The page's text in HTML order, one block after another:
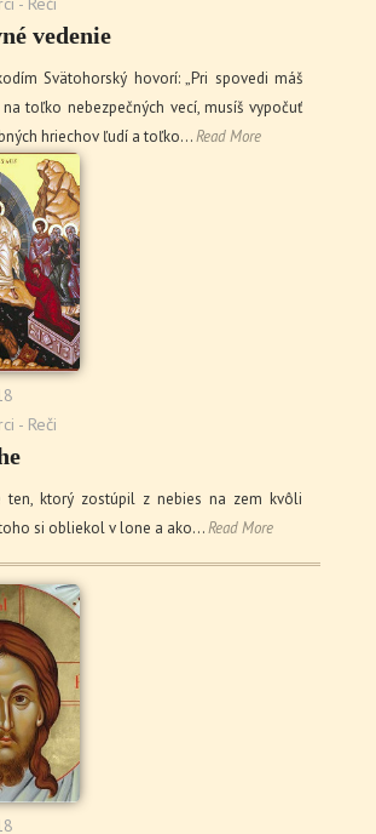
vedenie
Svätohorský hovorí: „Pri spovedi máš
toľko nebezpečných vecí, musíš vypočuť
hriechov ľudí a toľko…Read More
- Reči
ktorý zostúpil z nebies na zem kvôli
si obliekol v lone a ako…Read More